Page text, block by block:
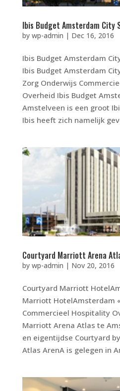
Ibis Budget Amsterdam City
by wp-admin | Dec 16, 2016
Ibis Budget Amsterdam
Ibis Budget Amsterdam
Zorg Onderwijs
Overheid Ibis Budget
Amstelveen is een groot
Ibis heeft zich namelijk
Courtyard Marriott Arena
by wp-admin | Nov 20, 2016
Courtyard Marriott
Marriott HotelAmsterdam
Commercieel Hospitality
Marriott Arena Atlas te
en eigentijdse Courtyard
Atlas ArenA is gelegen in